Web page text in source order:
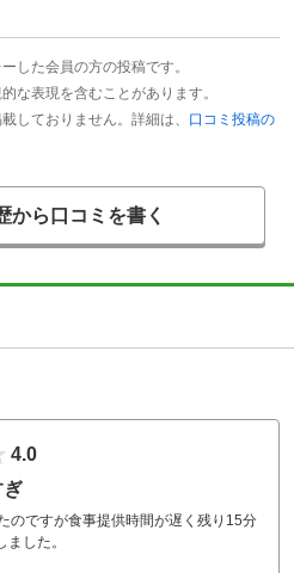
した会員の方の投稿です。
な表現を含むことがあります。
しておりません。詳細は、 口コミ投稿の
から口コミを書く
4.0
ぎ
のですが食事提供時間が遅く残り15分
した。